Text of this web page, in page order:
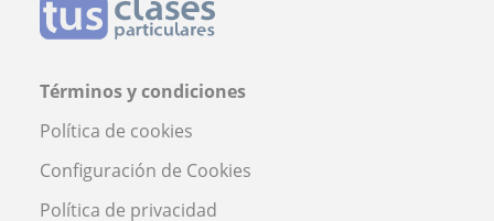
Términos y condiciones
Política de cookies
Configuración de Cookies
Política de privacidad